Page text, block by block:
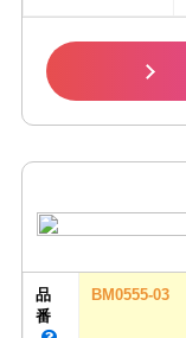
品
番
BM0555-03